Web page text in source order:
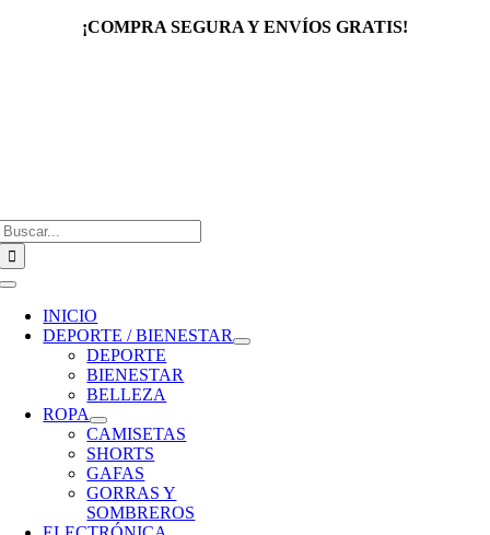
¡COMPRA SEGURA Y ENVÍOS GRATIS!
Toggle
Navigation
INICIO
DEPORTE / BIENESTAR
DEPORTE
BIENESTAR
BELLEZA
ROPA
CAMISETAS
SHORTS
GAFAS
GORRAS Y
SOMBREROS